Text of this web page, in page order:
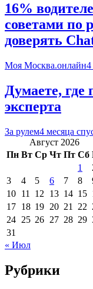
16%
советами по
доверять
Моя Москва.онлайн4
Думаете,
эксперта
За рулем4 месяца
Август 2026
Пн Вт Ср Чт Пт Сб
1
3
4 5 6 7 8
10 11 12 13 14 15
17 18 19 20 21 22
24 25 26 27 28 29
31
« Июл
Рубрики